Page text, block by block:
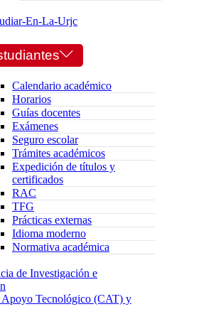
En-La-Urjc
Calendario académico
Horarios
Guías docentes
Exámenes
Seguro escolar
Trámites académicos
Expedición de títulos y
certificados
RAC
TFG
Prácticas externas
Idioma moderno
Normativa académica
de Investigación e
Apoyo Tecnológico (CAT) y